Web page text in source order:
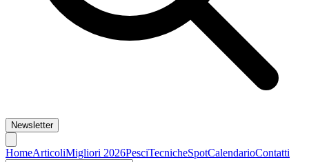
Newsletter
HomeArticoliMigliori 2026PesciTecnicheSpotCalendarioContatti